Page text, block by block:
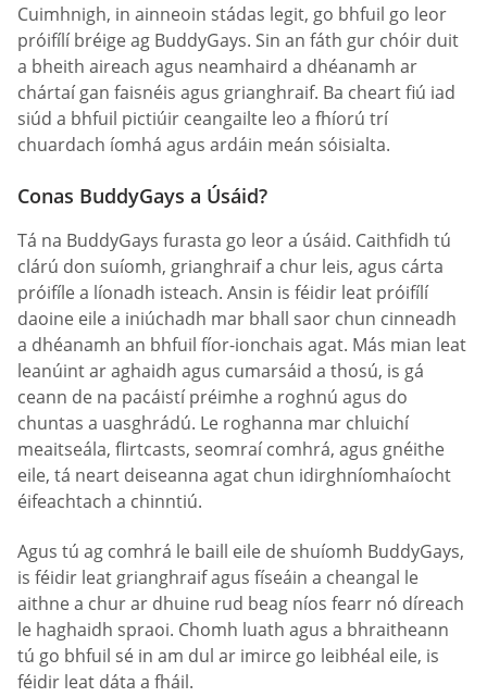
Cuimhnigh, in ainneoin stádas legit, go bhfuil go leor
próifílí bréige ag BuddyGays. Sin an fáth gur chóir duit
a bheith aireach agus neamhaird a dhéanamh ar
chártaí gan faisnéis agus grianghraif. Ba cheart fiú iad
siúd a bhfuil pictiúir ceangailte leo a fhíorú trí
chuardach íomhá agus ardáin meán sóisialta.
Conas BuddyGays a Úsáid?
Tá na BuddyGays furasta go leor a úsáid. Caithfidh tú
clárú don suíomh, grianghraif a chur leis, agus cárta
próifíle a líonadh isteach. Ansin is féidir leat próifílí
daoine eile a iniúchadh mar bhall saor chun cinneadh
a dhéanamh an bhfuil fíor-ionchais agat. Más mian leat
leanúint ar aghaidh agus cumarsáid a thosú, is gá
ceann de na pacáistí préimhe a roghnú agus do
chuntas a uasghrádú. Le roghanna mar chluichí
meaitseála, flirtcasts, seomraí comhrá, agus gnéithe
eile, tá neart deiseanna agat chun idirghníomhaíocht
éifeachtach a chinntiú.
Agus tú ag comhrá le baill eile de shuíomh BuddyGays,
is féidir leat grianghraif agus físeáin a cheangal le
aithne a chur ar dhuine rud beag níos fearr nó díreach
le haghaidh spraoi. Chomh luath agus a bhraitheann
tú go bhfuil sé in am dul ar imirce go leibhéal eile, is
féidir leat dáta a fháil.